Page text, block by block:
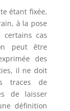
étant fixée,
à la pose
certains cas
peut être
des
il ne doit
traces de
de laisser
définition